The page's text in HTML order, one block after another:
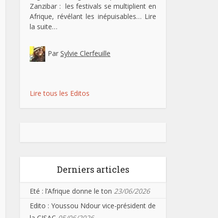
Zanzibar : les festivals se multiplient en
Afrique, révélant les inépuisables… Lire
la suite…
Par Sylvie Clerfeuille
Lire tous les Editos
Derniers articles
Eté : l’Afrique donne le ton 23/06/2026
Edito : Youssou Ndour vice-président de